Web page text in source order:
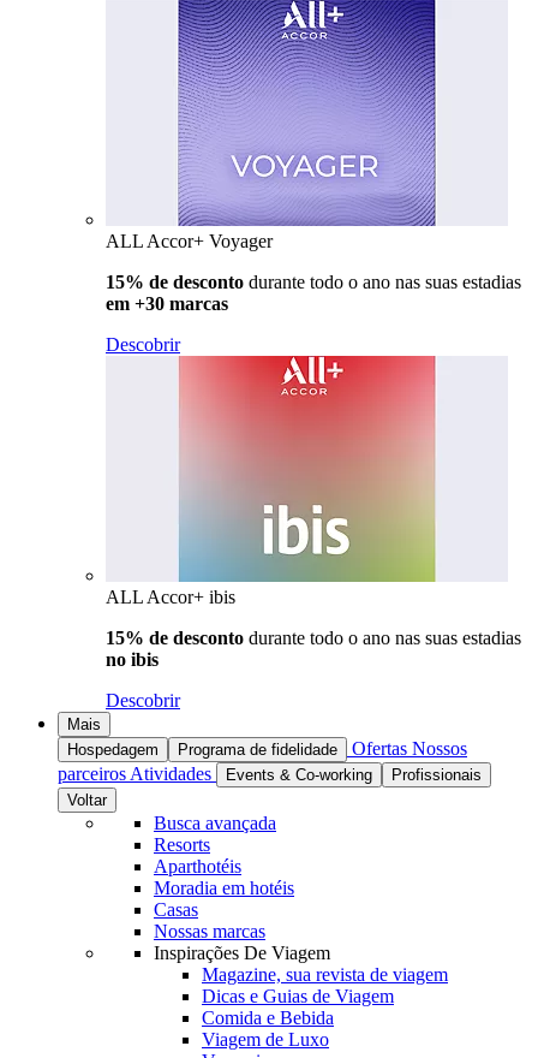
ALL Accor+ Voyager
15% de desconto durante todo o ano nas suas estadias
em +30 marcas
Descobrir
ALL Accor+ ibis
15% de desconto durante todo o ano nas suas estadias
no ibis
Descobrir
Mais
Hospedagem
Programa de fidelidade Ofertas Nossos
parceiros Atividades Events & Co-working
Profissionais
Voltar
Busca avançada
Resorts
Aparthotéis
Moradia em hotéis
Casas
Nossas marcas
Inspirações De Viagem
Magazine, sua revista de viagem
Dicas e Guias de Viagem
Comida e Bebida
Viagem de Luxo